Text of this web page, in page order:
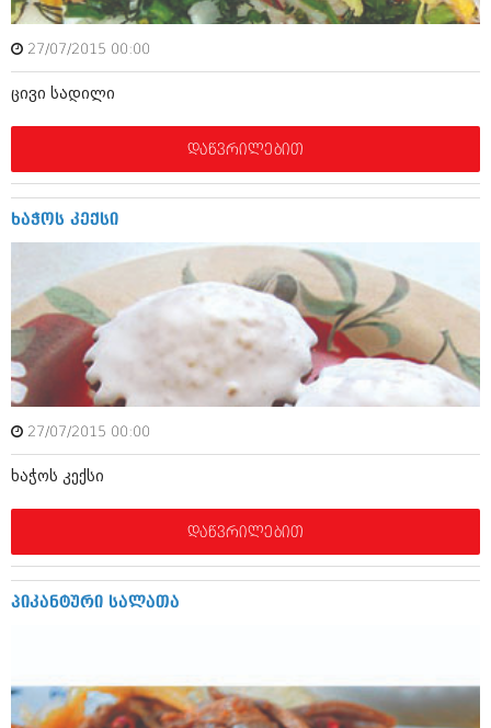
იანვარი 2016 (206)
ნოემბერი 2015 (264)
სექტემბერი 2015 (215)
აგვისტო 2015 (286)
ივლისი 2015 (173)
მაისი 2015 (194)
აპრილი 2015 (208)
თებერვალი 2015 (286)
იანვარი 2015 (247)
დეკემბერი 2014 (342)
ნოემბერი 2014 (290)
ოქტომბერი 2014 (292)
სექტემბერი 2014 (394)
აგვისტო 2014 (248)
ივლისი 2014 (313)
ივნისი 2014 (366)
მაისი 2014 (313)
აპრილი 2014 (290)
იანვარი 2014 (297)
ნოემბერი 2013 (279)
ოქტომბერი 2013 (256)
ივნისი 2013 (212)
მაისი 2013 (259)
27/07/2015 00:00
ცივი სადილი
დაწვრილებით
ხა­ჭ­ოს კე­ქ­სი
27/07/2015 00:00
ხა­ჭ­ოს კე­ქ­სი
დაწვრილებით
პი­კ­ა­ნ­ტ­უ­რი სა­ლ­ა­თა